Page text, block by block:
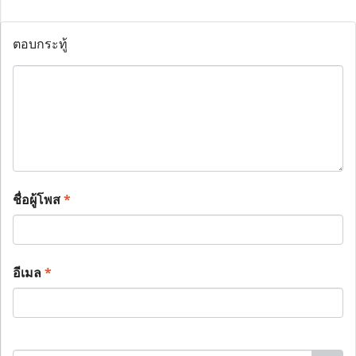
ตอบกระทู้
ชื่อผู้โพส*
อีเมล*